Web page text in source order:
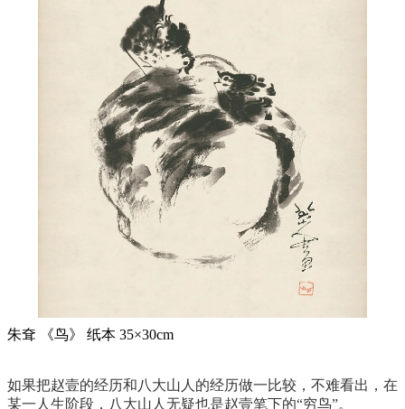
朱耷 《鸟》 纸本 35×30cm
如果把赵壹的经历和八大山人的经历做一比较，不难看出，在
某一人生阶段，八大山人无疑也是赵壹笔下的“穷鸟”。